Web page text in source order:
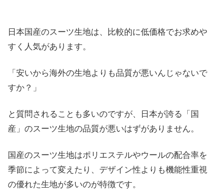
日本国産のスーツ生地は、比較的に低価格でお求めや
すく人気があります。
「安いから海外の生地よりも品質が悪いんじゃないで
すか？」
と質問されることも多いのですが、日本が誇る「国
産」のスーツ生地の品質が悪いはずがありません。
国産のスーツ生地はポリエステルやウールの配合率を
季節によって変えたり、デザイン性よりも機能性重視
の優れた生地が多いのが特徴です。